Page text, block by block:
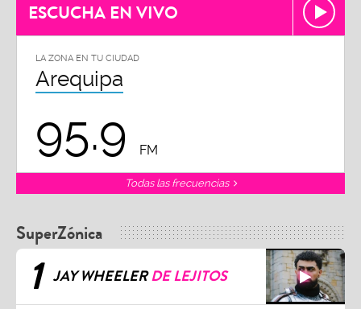
ESCUCHA EN VIVO
LA ZONA EN TU CIUDAD
Arequipa
95.9 FM
Todas las frecuencias
SuperZónica
1 JAY WHEELERDE LEJITOS